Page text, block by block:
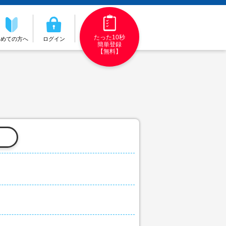
ての方へ ログイン
たった10秒
簡単登録
【無料】